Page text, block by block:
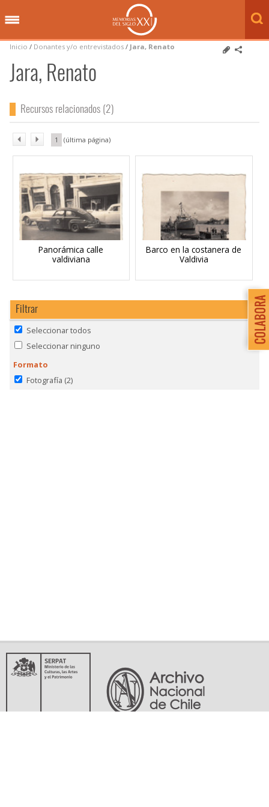
Inicio / Donantes y/o entrevistados / Jara, Renato
Jara, Renato
Recursos relacionados (2)
Panorámica calle
valdiviana
Barco en la costanera de
Valdivia
1
Filtrar
Seleccionar todos
Seleccionar ninguno
Formato
Fotografía (2)